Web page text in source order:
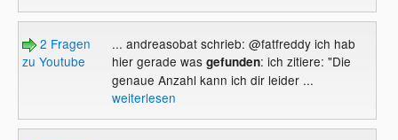
2 Fragen
zu Youtube
... andreasobat schrieb: @fatfreddy ich hab
hier gerade wasgefunden: ich zitiere: "Die
genaue Anzahl kann ich dir leider ...
weiterlesen